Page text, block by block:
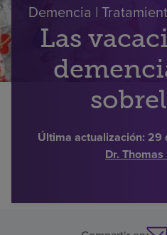
Acerca de nosotros
Buscar un centro
Inversores
Demencia |
Las
Última actualización: 29
Dr.